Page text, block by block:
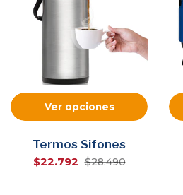
Ver opciones
Termos Sifones
$22.792 $28.490